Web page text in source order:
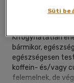
ragasztókötött|
Kifogyhatatlan
bármikor,
egészségesen
koffein- és/vagy
felemelnek, de
Süti